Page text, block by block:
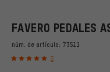
FAVERO PEDALES
núm. de artículo: 73511
2